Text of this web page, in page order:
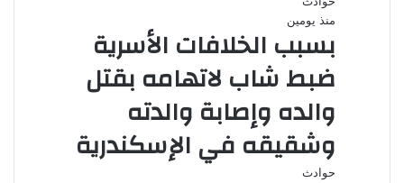
منذ يومين
بسبب الخلافات الأسرية
ضبط شاب لاتهامه بقتل
والده وإصابة والدته
وشقيقه في الإسكندرية
حوادث